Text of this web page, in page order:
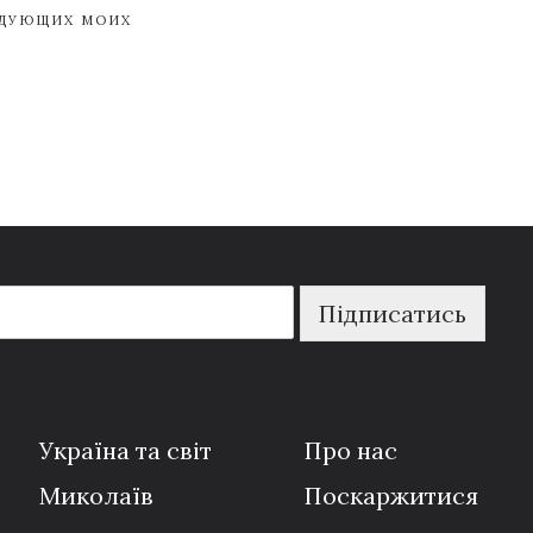
МОИХ
Підписатись
Україна та світ
Миколаїв
Про нас
Поскаржитися